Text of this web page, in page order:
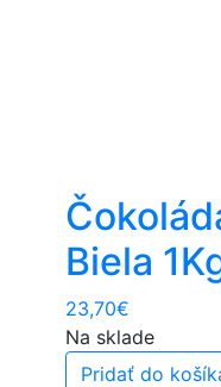
Biela
23,70€
Na sklade
Pridať do